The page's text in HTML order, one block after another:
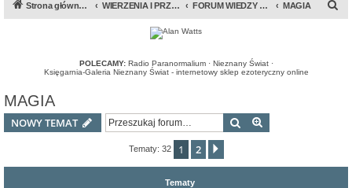
Strona główna forum WIERZENIA I PRZEPOWIEDNIE FORUM WIEDZY TAJEMNEJ MAGIA
POLECAMY: Radio Paranormalium· Nieznany Świat·
Księgarnia-Galeria Nieznany Świat - internetowy sklep ezoteryczny online
MAGIA
NOWY TEMAT Szukaj
Tematy: 32 1 2
Tematy